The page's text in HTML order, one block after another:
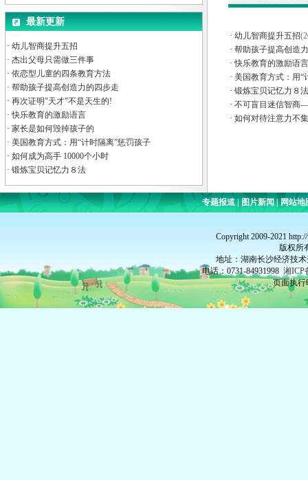
最新更新
· 幼儿智商提升五招
· 杰出父母只需做三件事
· 依恋型儿童的四条教育方法
· 帮助孩子提高创造力的四步走
· 再次证明"天才"不是天生的!
· 快乐教育的激励语言
· 家长是如何毁掉孩子的
· 美国教育方式：用“计时隔离”惩罚孩子
· 如何成为高手 10000个小时
· 锻炼宝贝记忆力８法
· 幼儿智商提升五招
· 帮助孩子提高创造
· 快乐教育的激励语言
· 美国教育方式：用“
· 锻炼宝贝记忆力８法
· 不可盲目迷信智商
· 如何对待注意力不
专题报道|图片新闻|网站地
Copyright 2009-2021
版权所
地址：湖南长沙经济技
电话：0731-84931998 湘ICP
页面执